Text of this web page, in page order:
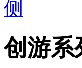
创游系